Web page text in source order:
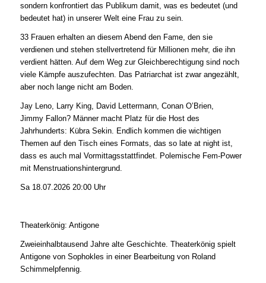
sondern konfrontiert das Publikum damit, was es bedeutet (und
bedeutet hat) in unserer Welt eine Frau zu sein.
33 Frauen erhalten an diesem Abend den Fame, den sie
verdienen und stehen stellvertretend für Millionen mehr, die ihn
verdient hätten. Auf dem Weg zur Gleichberechtigung sind noch
viele Kämpfe auszufechten. Das Patriarchat ist zwar angezählt,
aber noch lange nicht am Boden.
Jay Leno, Larry King, David Lettermann, Conan O’Brien,
Jimmy Fallon? Männer macht Platz für die Host des
Jahrhunderts: Kübra Sekin. Endlich kommen die wichtigen
Themen auf den Tisch eines Formats, das so late at night ist,
dass es auch mal Vormittagsstattfindet. Polemische Fem-Power
mit Menstruationshintergrund.
Sa 18.07.2026 20:00 Uhr
Theaterkönig: Antigone
Zweieinhalbtausend Jahre alte Geschichte. Theaterkönig spielt
Antigone von Sophokles in einer Bearbeitung von Roland
Schimmelpfennig.